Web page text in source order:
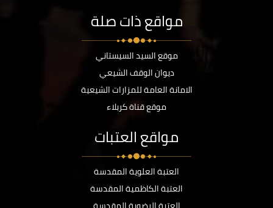
مواقع ذات صلة
موقع السيد السيستاني
ديوان الوقف الشيعي
الامانة العامة للمزارات الشيعية
موقع قناة كربلاء
مواقع العتبات
العتبة العلوية المقدسة
العتبة الكاظمية المقدسة